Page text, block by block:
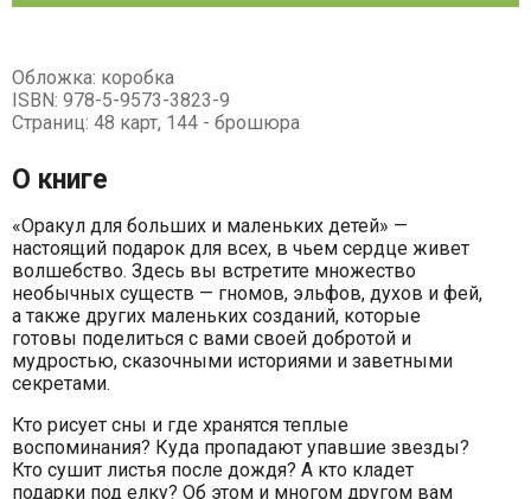
Обложка: коробка
ISBN: 978-5-9573-3823-9
Страниц: 48 карт, 144 - брошюра
О книге
«Оракул для больших и маленьких детей» —
настоящий подарок для всех, в чьем сердце живет
волшебство. Здесь вы встретите множество
необычных существ — гномов, эльфов, духов и фей,
а также других маленьких созданий, которые
готовы поделиться с вами своей добротой и
мудростью, сказочными историями и заветными
секретами.
Кто рисует сны и где хранятся теплые
воспоминания? Куда пропадают упавшие звезды?
Кто сушит листья после дождя? А кто кладет
подарки под елку? Об этом и многом другом вам